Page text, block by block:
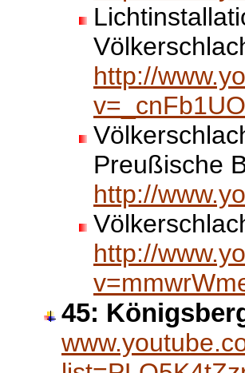
http://
Preußische
http://
http://
45: